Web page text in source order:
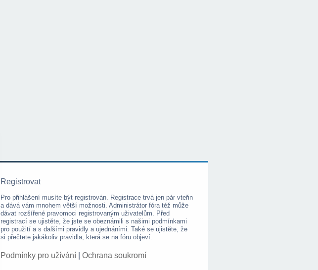
Registrovat
Pro přihlášení musíte být registrován. Registrace trvá jen pár vteřin
a dává vám mnohem větší možnosti. Administrátor fóra též může
dávat rozšířené pravomoci registrovaným uživatelům. Před
registrací se ujistěte, že jste se obeznámili s našimi podmínkami
pro použití a s dalšími pravidly a ujednáními. Také se ujistěte, že
si přečtete jakákoliv pravidla, která se na fóru objeví.
Podmínky pro užívání Ochrana soukromí